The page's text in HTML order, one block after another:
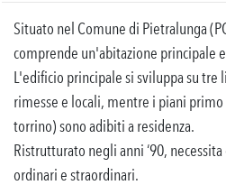
Situato nel Comune di Pietralunga
comprende un'abitazione principale
L'edificio principale si sviluppa su
rimesse e locali, mentre i piani
torrino) sono adibiti a residenza.
Ristrutturato negli anni ‘90,
ordinari e straordinari.